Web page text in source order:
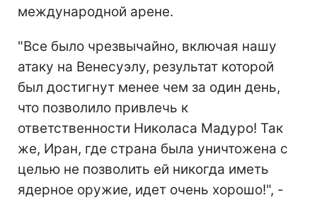
международной арене.
"Все было чрезвычайно, включая нашу
атаку на Венесуэлу, результат которой
был достигнут менее чем за один день,
что позволило привлечь к
ответственности Николаса Мадуро! Так
же, Иран, где страна была уничтожена с
целью не позволить ей никогда иметь
ядерное оружие, идет очень хорошо!", -